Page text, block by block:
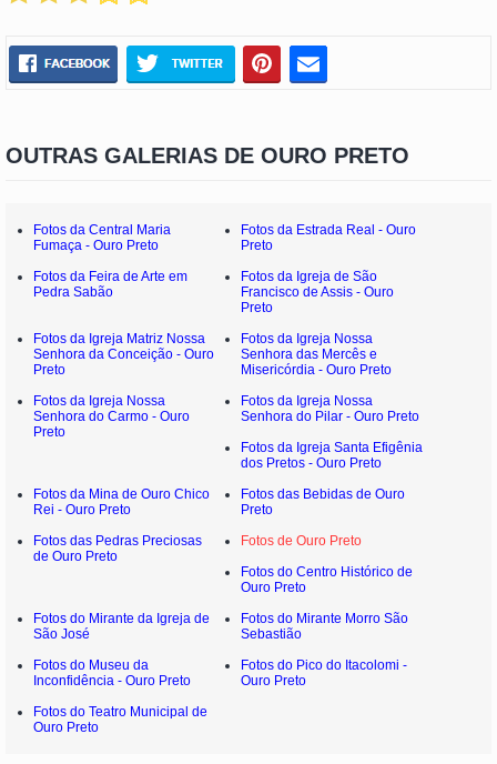
OUTRAS GALERIAS DE OURO PRETO
Fotos da Central Maria
Fumaça - Ouro Preto
Fotos da Estrada Real - Ouro
Preto
Fotos da Feira de Arte em
Pedra Sabão
Fotos da Igreja de São
Francisco de Assis - Ouro
Preto
Fotos da Igreja Matriz Nossa
Senhora da Conceição - Ouro
Preto
Fotos da Igreja Nossa
Senhora das Mercês e
Misericórdia - Ouro Preto
Fotos da Igreja Nossa
Senhora do Carmo - Ouro
Preto
Fotos da Igreja Nossa
Senhora do Pilar - Ouro Preto
Fotos da Igreja Santa Efigênia
dos Pretos - Ouro Preto
Fotos da Mina de Ouro Chico
Rei - Ouro Preto
Fotos das Bebidas de Ouro
Preto
Fotos das Pedras Preciosas
de Ouro Preto
Fotos de Ouro Preto
Fotos do Centro Histórico de
Ouro Preto
Fotos do Mirante da Igreja de
São José
Fotos do Mirante Morro São
Sebastião
Fotos do Museu da
Inconfidência - Ouro Preto
Fotos do Pico do Itacolomi -
Ouro Preto
Fotos do Teatro Municipal de
Ouro Preto